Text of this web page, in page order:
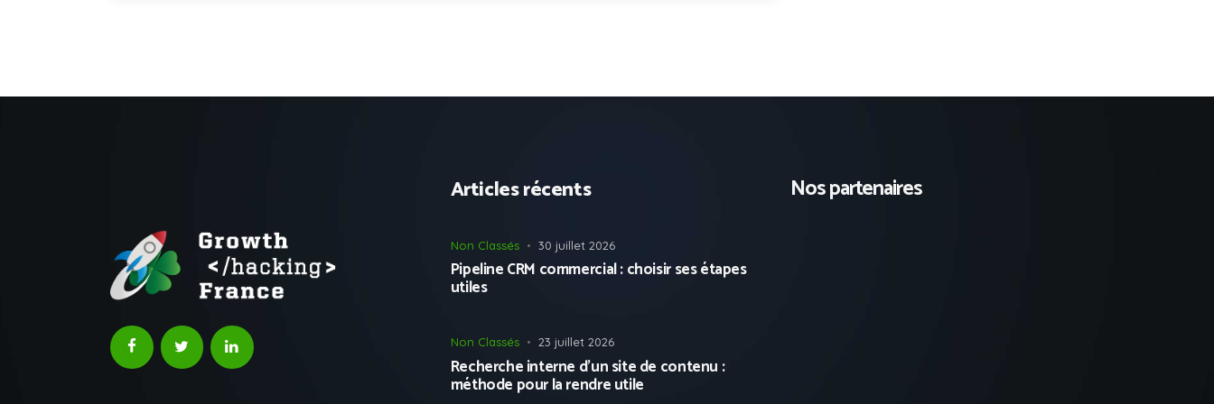
Articles récents
Non Classés 30 juillet 2026
Pipeline CRM commercial : choisir ses étapes
utiles
Non Classés 23 juillet 2026
Recherche interne d’un site de contenu :
méthode pour la rendre utile
Nos partenaires